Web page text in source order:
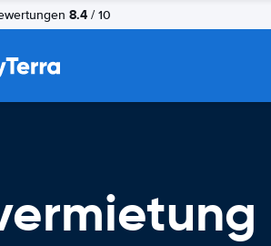
8.4 / 10